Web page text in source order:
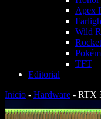
Apex
Wild
TFT
Editorial
Início - Hardware - RTX